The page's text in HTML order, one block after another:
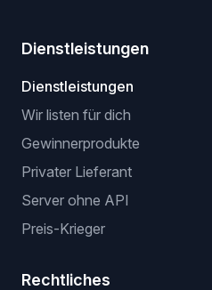
Dienstleistungen
Dienstleistungen
Wir listen für dich
Gewinnerprodukte
Privater Lieferant
Server ohne API
Preis-Krieger
Rechtliches